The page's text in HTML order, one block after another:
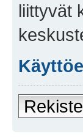
liittyvät